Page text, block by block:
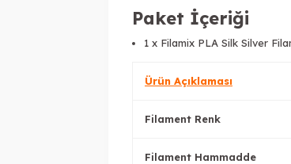
Paket İçeriği
1 x Filamix PLA Silk Silver
Ürün Açıklaması
Filament Renk
Filament Hammadde